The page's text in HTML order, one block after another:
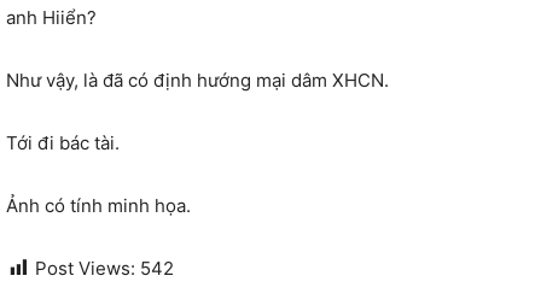
anh Hiiển?
Như vậy, là đã có định hướng mại dâm XHCN.
Tới đi bác tài.
Ảnh có tính minh họa.
Post Views: 542